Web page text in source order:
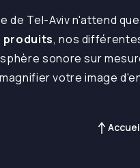
de Tel-Aviv n'attend
produits, nos
sonore sur
votre image